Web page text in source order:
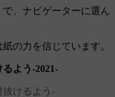
で、ナビゲーターに選ん
の力を信じています。
よう‐2021‐
けるよう‐